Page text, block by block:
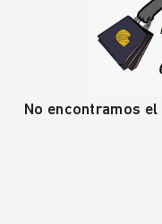
No encontramos